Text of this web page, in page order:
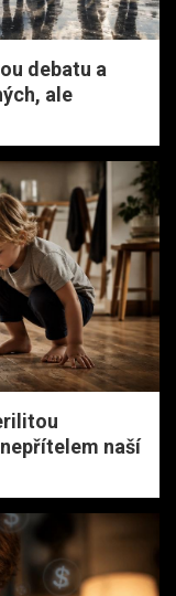
debatu a
ale
naší